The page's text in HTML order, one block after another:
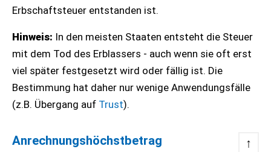
Erbschaftsteuer entstanden ist.
Hinweis: In den meisten Staaten entsteht die Steuer
mit dem Tod des Erblassers - auch wenn sie oft erst
viel später festgesetzt wird oder fällig ist. Die
Bestimmung hat daher nur wenige Anwendungsfälle
(z.B. Übergang auf Trust).
Anrechnungshöchstbetrag ↑